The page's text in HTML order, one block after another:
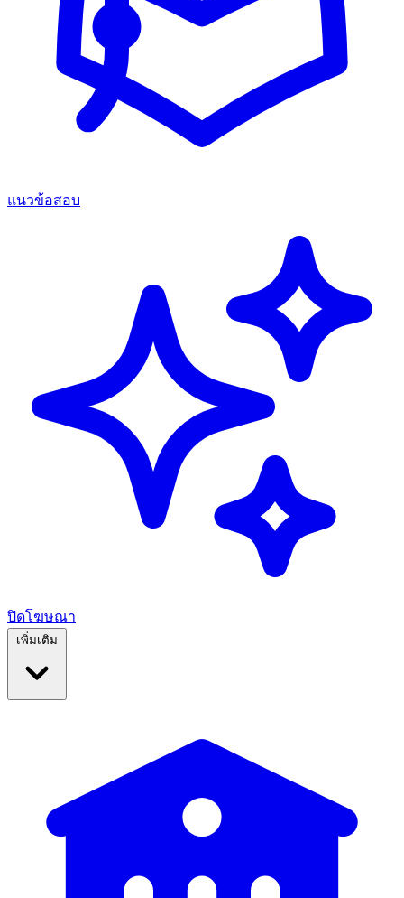
แนวข้อสอบ
ปิดโฆษณา
เพิ่มเติม